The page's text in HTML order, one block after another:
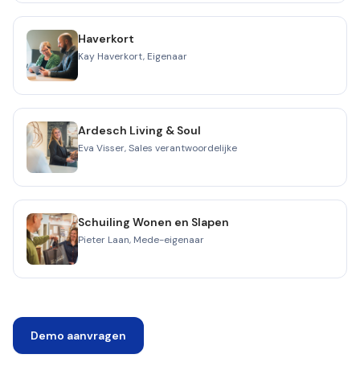
Haverkort
Kay Haverkort, Eigenaar
Ardesch Living & Soul
Eva Visser, Sales verantwoordelijke
Schuiling Wonen en Slapen
Pieter Laan, Mede-eigenaar
Demo aanvragen